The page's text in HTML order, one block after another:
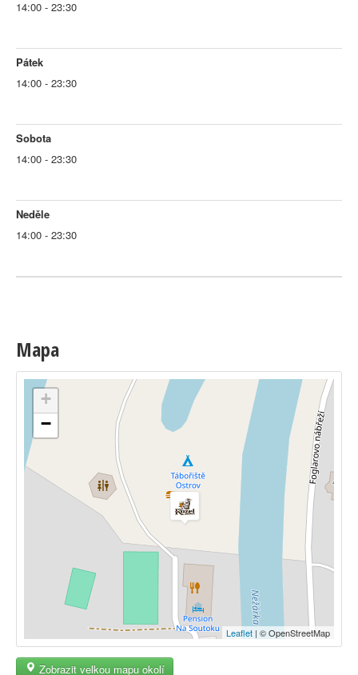
14:00 - 23:30
Pátek
14:00 - 23:30
Sobota
14:00 - 23:30
Neděle
14:00 - 23:30
Mapa
+
−
Leaflet | © OpenStreetMap
Zobrazit velkou mapu okolí